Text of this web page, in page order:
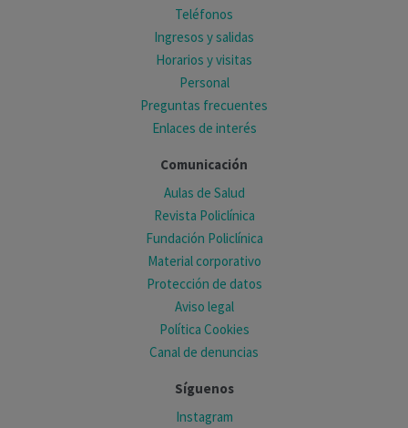
Teléfonos
Ingresos y salidas
Horarios y visitas
Personal
Preguntas frecuentes
Enlaces de interés
Comunicación
Aulas de Salud
Revista Policlínica
Fundación Policlínica
Material corporativo
Protección de datos
Aviso legal
Política Cookies
Canal de denuncias
Síguenos
Instagram